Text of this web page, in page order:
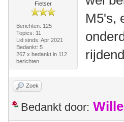
Fietser
Berichten: 125
Topics: 11
Lid sinds: Apr 2021
Bedankt: 5
267 x bedankt in 112
berichten
M5's,
Zoek
Bedankt door: